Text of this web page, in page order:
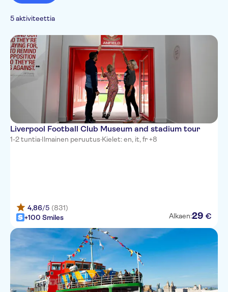
Ääniopastus (kuulokkeet)
Nähtävyydet ja opastetut
Liput ja tapahtumat
Urheilu
Italian
Chinese
Arabic
Dutch
Norwegian
5 aktiviteettia
Liverpool Football Club Museum and stadium tour
1-2 tuntia·Ilmainen peruutus·Kielet: en, it, fr +8
4,86/5 (831)
+100 Smiles
Alkaen:29 €